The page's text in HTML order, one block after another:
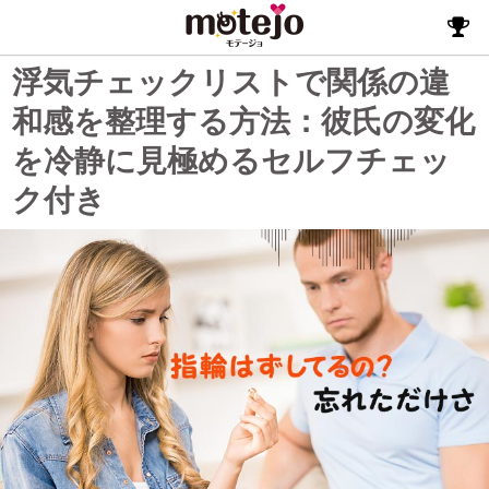
浮気チェックリストで関係の違
和感を整理する方法：彼氏の変化
を冷静に見極めるセルフチェッ
ク付き